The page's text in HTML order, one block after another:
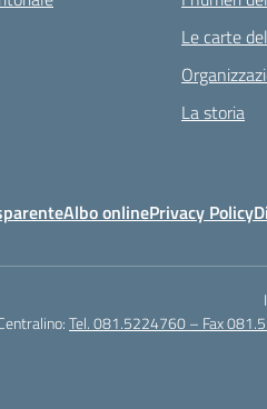
Le carte
La storia
Albo onlinePrivacy Policy
Tel. 081.5224760 – Fax